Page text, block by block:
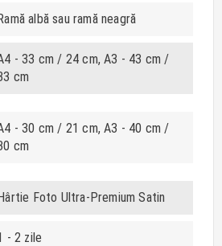
albă sau ramă neagră
- 33 cm / 24 cm, A3 - 43 cm /
cm
- 30 cm / 21 cm, A3 - 40 cm /
cm
Foto Ultra-Premium Satin
- 2 zile